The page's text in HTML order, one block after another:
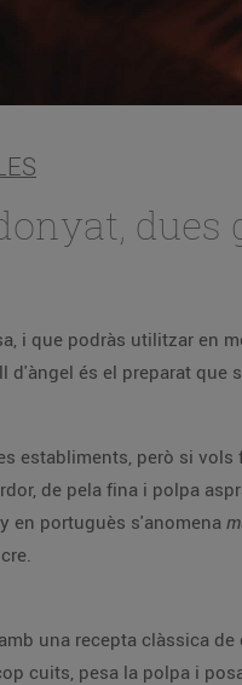
Cabell
i que podràs utilitzar en
d'àngel és el preparat
establiments, però si
de pela fina i polpa
en portuguès s'anomena
una recepta clàssica
cuits, pesa la polpa i